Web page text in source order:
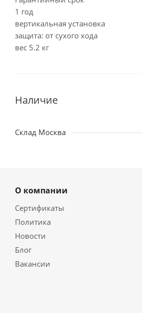
1 год
вертикальная установка
защита: от сухого хода
вес 5.2 кг
Наличие
Склад Москва
О компании
Сертификаты
Политика
Новости
Блог
Вакансии